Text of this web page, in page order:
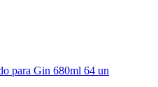
para Gin 680ml 64 un